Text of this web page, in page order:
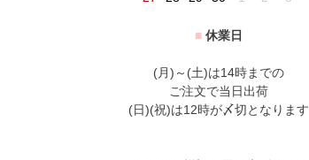
■ 休業日
(月)～(土)は14時までの
ご注文で当日出荷
(日)(祝)は12時が〆切となります